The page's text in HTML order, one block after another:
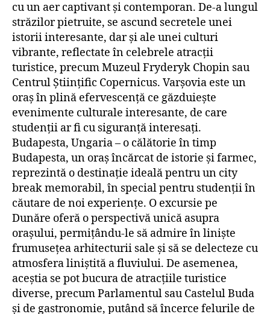
cu un aer captivant și contemporan. De-a lungul
străzilor pietruite, se ascund secretele unei
istorii interesante, dar și ale unei culturi
vibrante, reflectate în celebrele atracții
turistice, precum Muzeul Fryderyk Chopin sau
Centrul Științific Copernicus. Varșovia este un
oraș în plină efervescență ce găzduiește
evenimente culturale interesante, de care
studenții ar fi cu siguranță interesați.
Budapesta, Ungaria – o călătorie în timp
Budapesta, un oraș încărcat de istorie și farmec,
reprezintă o destinație ideală pentru un city
break memorabil, în special pentru studenții în
căutare de noi experiențe. O excursie pe
Dunăre oferă o perspectivă unică asupra
orașului, permițându-le să admire în liniște
frumusețea arhitecturii sale și să se delecteze cu
atmosfera liniștită a fluviului. De asemenea,
aceștia se pot bucura de atracțiile turistice
diverse, precum Parlamentul sau Castelul Buda
și de gastronomie, putând să încerce felurile de